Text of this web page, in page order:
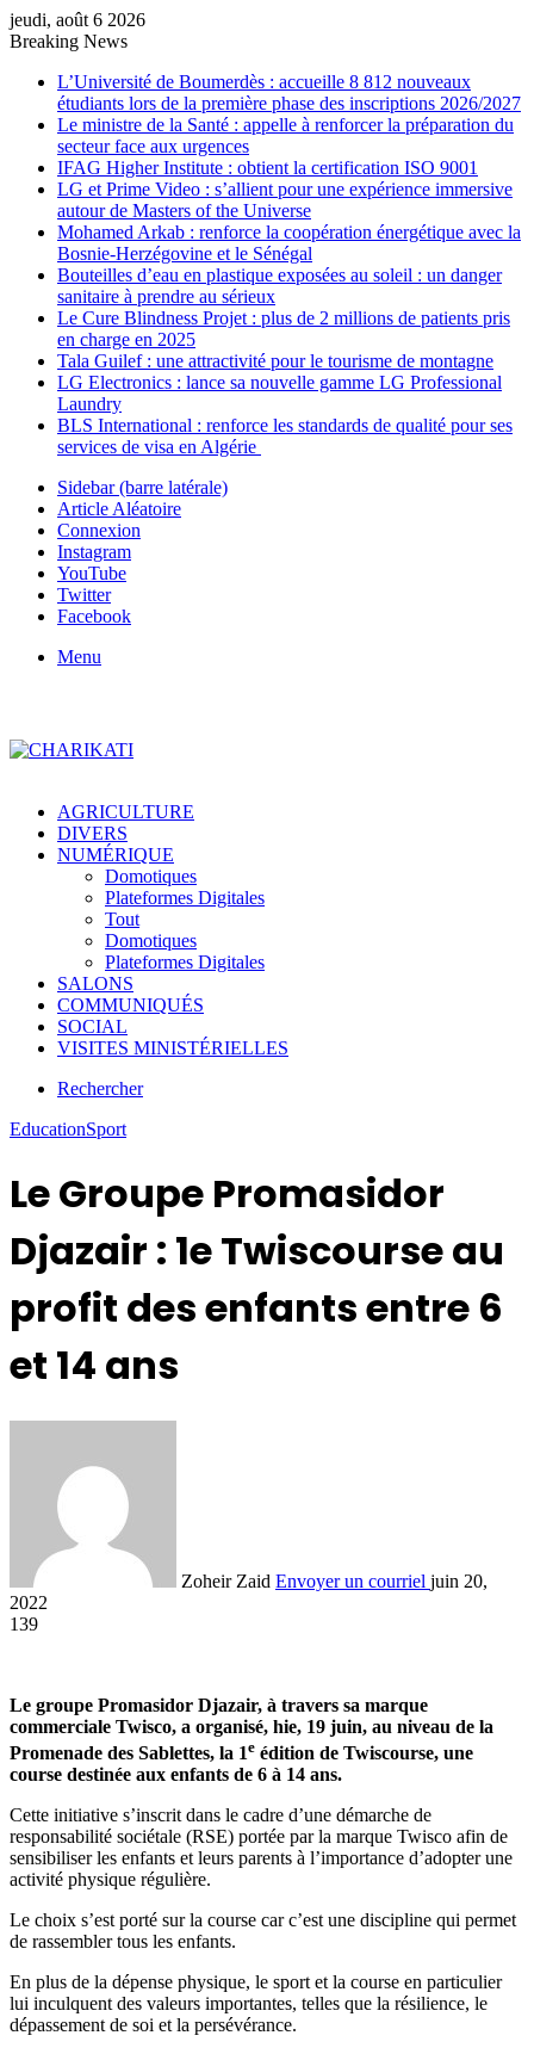
jeudi, août 6 2026
Breaking News
L’Université de Boumerdès : accueille 8 812 nouveaux
étudiants lors de la première phase des inscriptions 2026/2027
Le ministre de la Santé : appelle à renforcer la préparation du
secteur face aux urgences
IFAG Higher Institute : obtient la certification ISO 9001
LG et Prime Video : s’allient pour une expérience immersive
autour de Masters of the Universe
Mohamed Arkab : renforce la coopération énergétique avec la
Bosnie-Herzégovine et le Sénégal
Bouteilles d’eau en plastique exposées au soleil : un danger
sanitaire à prendre au sérieux
Le Cure Blindness Projet : plus de 2 millions de patients pris
en charge en 2025
Tala Guilef : une attractivité pour le tourisme de montagne
LG Electronics : lance sa nouvelle gamme LG Professional
Laundry
BLS International : renforce les standards de qualité pour ses
services de visa en Algérie
Sidebar (barre latérale)
Article Aléatoire
Connexion
Instagram
YouTube
Twitter
Facebook
Menu
AGRICULTURE
DIVERS
NUMÉRIQUE
Domotiques
Plateformes Digitales
Tout
Domotiques
Plateformes Digitales
SALONS
COMMUNIQUÉS
SOCIAL
VISITES MINISTÉRIELLES
Rechercher
EducationSport
Le Groupe Promasidor
Djazair : 1e Twiscourse au
profit des enfants entre 6
et 14 ans
Zoheir Zaid Envoyer un courriel juin 20,
2022
139
Le groupe Promasidor Djazair, à travers sa marque
commerciale Twisco, a organisé, hie, 19 juin, au niveau de la
Promenade des Sablettes, la 1e édition de Twiscourse, une
course destinée aux enfants de 6 à 14 ans.
Cette initiative s’inscrit dans le cadre d’une démarche de
responsabilité sociétale (RSE) portée par la marque Twisco afin de
sensibiliser les enfants et leurs parents à l’importance d’adopter une
activité physique régulière.
Le choix s’est porté sur la course car c’est une discipline qui permet
de rassembler tous les enfants.
En plus de la dépense physique, le sport et la course en particulier
lui inculquent des valeurs importantes, telles que la résilience, le
dépassement de soi et la persévérance.